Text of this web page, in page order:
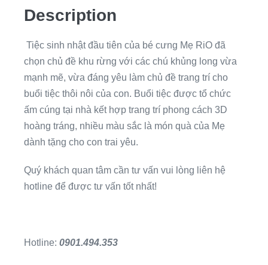
Description
Tiệc sinh nhật đầu tiên của bé cưng Mẹ RiO đã
chọn chủ đề khu rừng với các chú khủng long vừa
mạnh mẽ, vừa đáng yêu làm chủ đề trang trí cho
buổi tiệc thôi nôi của con. Buổi tiệc được tổ chức
ấm cúng tại nhà kết hợp trang trí phong cách 3D
hoàng tráng, nhiều màu sắc là món quà của Mẹ
dành tặng cho con trai yêu.
Quý khách quan tâm cần tư vấn vui lòng liên hệ
hotline để được tư vấn tốt nhất!
Hotline: 0901.494.353